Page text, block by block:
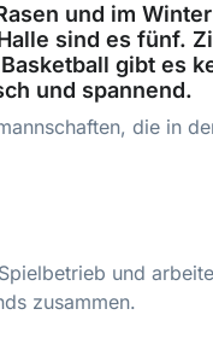
und im
sind es fünf.
gibt es
und spannend.
die in
und
zusammen.